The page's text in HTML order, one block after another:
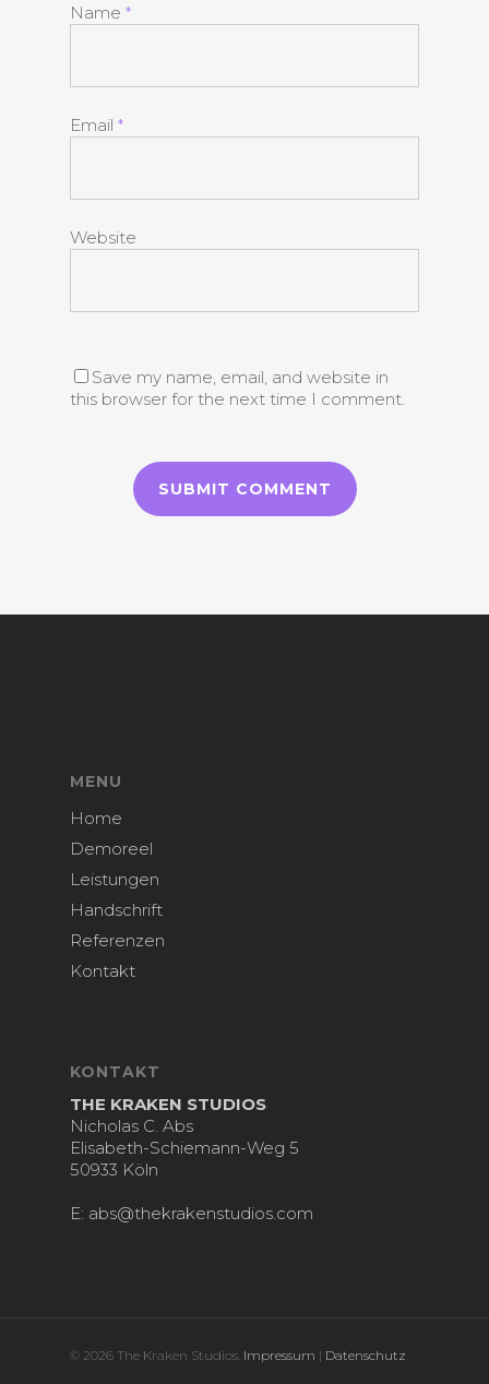
Name *
Email *
Website
Save my name, email, and website in
this browser for the next time I comment.
MENU
Home
Demoreel
Leistungen
Handschrift
Referenzen
Kontakt
KONTAKT
THE KRAKEN STUDIOS
Nicholas C. Abs
Elisabeth-Schiemann-Weg 5
50933 Köln
E: abs@thekrakenstudios.com
© 2026 The Kraken Studios. Impressum | Datenschutz